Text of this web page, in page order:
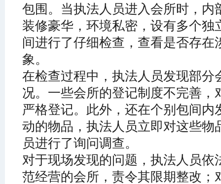
包围。当执法人员进入会所时，内
装修豪华，环境私密，设有多个独
间进行了仔细检查，查看是否存
象。
在检查过程中，执法人员发现部分
况。一些会所的登记制度不完善，
严格登记。此外，还在个别包间
动的物品，执法人员立即对这些物
员进行了询问调查。
对于现场发现的问题，执法人员依
范经营的会所，责令其限期整改；